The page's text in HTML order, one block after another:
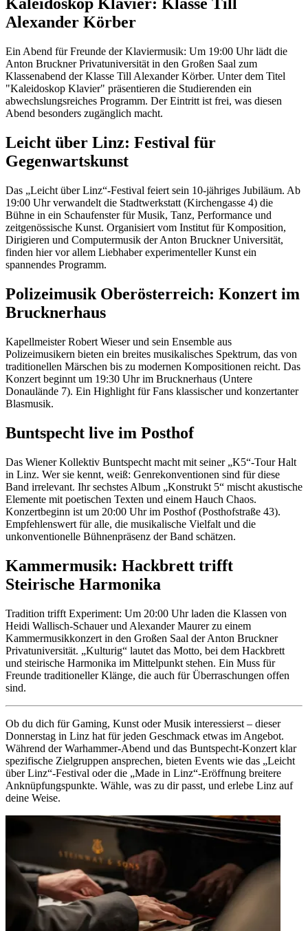
Kaleidoskop Klavier: Klasse Till
Alexander Körber
Ein Abend für Freunde der Klaviermusik: Um 19:00 Uhr lädt die
Anton Bruckner Privatuniversität in den Großen Saal zum
Klassenabend der Klasse Till Alexander Körber. Unter dem Titel
"Kaleidoskop Klavier" präsentieren die Studierenden ein
abwechslungsreiches Programm. Der Eintritt ist frei, was diesen
Abend besonders zugänglich macht.
Leicht über Linz: Festival für
Gegenwartskunst
Das „Leicht über Linz“-Festival feiert sein 10-jähriges Jubiläum. Ab
19:00 Uhr verwandelt die Stadtwerkstatt (Kirchengasse 4) die
Bühne in ein Schaufenster für Musik, Tanz, Performance und
zeitgenössische Kunst. Organisiert vom Institut für Komposition,
Dirigieren und Computermusik der Anton Bruckner Universität,
finden hier vor allem Liebhaber experimenteller Kunst ein
spannendes Programm.
Polizeimusik Oberösterreich: Konzert im
Brucknerhaus
Kapellmeister Robert Wieser und sein Ensemble aus
Polizeimusikern bieten ein breites musikalisches Spektrum, das von
traditionellen Märschen bis zu modernen Kompositionen reicht. Das
Konzert beginnt um 19:30 Uhr im Brucknerhaus (Untere
Donaulände 7). Ein Highlight für Fans klassischer und konzertanter
Blasmusik.
Buntspecht live im Posthof
Das Wiener Kollektiv Buntspecht macht mit seiner „K5“-Tour Halt
in Linz. Wer sie kennt, weiß: Genrekonventionen sind für diese
Band irrelevant. Ihr sechstes Album „Konstrukt 5“ mischt akustische
Elemente mit poetischen Texten und einem Hauch Chaos.
Konzertbeginn ist um 20:00 Uhr im Posthof (Posthofstraße 43).
Empfehlenswert für alle, die musikalische Vielfalt und die
unkonventionelle Bühnenpräsenz der Band schätzen.
Kammermusik: Hackbrett trifft
Steirische Harmonika
Tradition trifft Experiment: Um 20:00 Uhr laden die Klassen von
Heidi Wallisch-Schauer und Alexander Maurer zu einem
Kammermusikkonzert in den Großen Saal der Anton Bruckner
Privatuniversität. „Kulturig“ lautet das Motto, bei dem Hackbrett
und steirische Harmonika im Mittelpunkt stehen. Ein Muss für
Freunde traditioneller Klänge, die auch für Überraschungen offen
sind.
Ob du dich für Gaming, Kunst oder Musik interessierst – dieser
Donnerstag in Linz hat für jeden Geschmack etwas im Angebot.
Während der Warhammer-Abend und das Buntspecht-Konzert klar
spezifische Zielgruppen ansprechen, bieten Events wie das „Leicht
über Linz“-Festival oder die „Made in Linz“-Eröffnung breitere
Anknüpfungspunkte. Wähle, was zu dir passt, und erlebe Linz auf
deine Weise.